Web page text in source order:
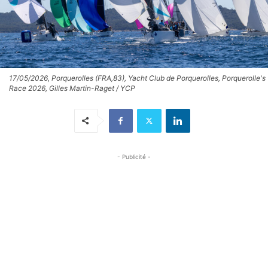
17/05/2026, Porquerolles (FRA,83), Yacht Club de Porquerolles, Porquerolle's
Race 2026, Gilles Martin-Raget / YCP
- Publicité -